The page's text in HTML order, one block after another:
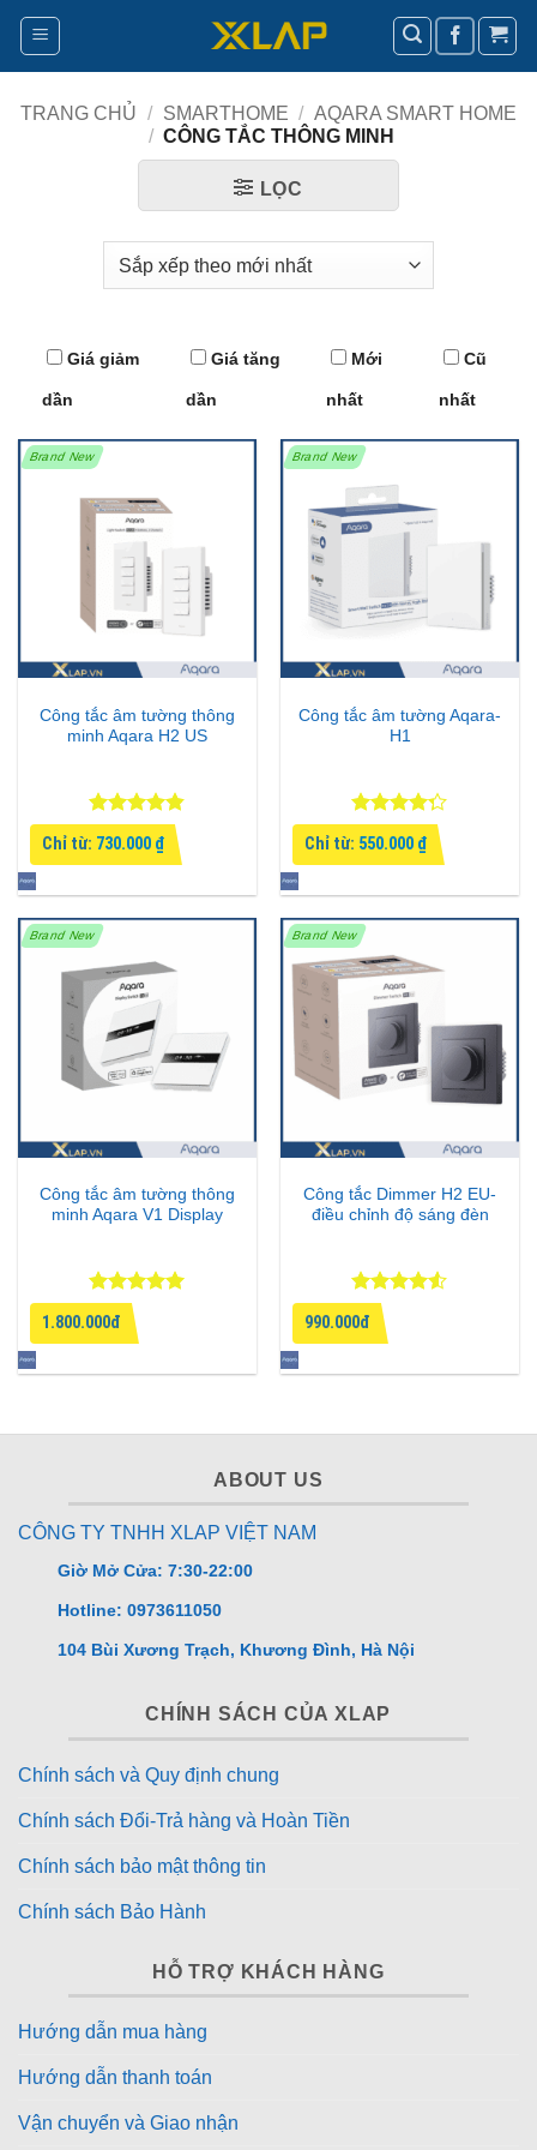
Bỏ
nội
dung
TRANG CHỦ / SMARTHOME / AQARA SMART HOME
/ CÔNG TẮC THÔNG MINH
LỌC
Giá giảm
dần
Giá tăng
dần
Mới
nhất
Cũ
nhất
Brand New
Công tắc âm tường thông
minh Aqara H2 US
Được xếp
hạng4.85
sao
Chỉ từ: 730.000 ₫
Brand New
Công tắc âm tường Aqara-
H1
Được xếp
hạng4.25
5 sao
Chỉ từ: 550.000 ₫
Brand New
Công tắc âm tường thông
minh Aqara V1 Display
Được xếp
hạng5
sao
1.800.000đ
Brand New
Công tắc Dimmer H2 EU-
điều chỉnh độ sáng đèn
Được xếp
hạng
5 sao
990.000đ
ABOUT US
CÔNG TY TNHH XLAP VIỆT NAM
Giờ Mở Cửa: 7:30-22:00
Hotline: 0973611050
104 Bùi Xương Trạch, Khương Đình, Hà Nội
CHÍNH SÁCH CỦA XLAP
Chính sách và Quy định chung
Chính sách Đổi-Trả hàng và Hoàn Tiền
Chính sách bảo mật thông tin
Chính sách Bảo Hành
HỖ TRỢ KHÁCH HÀNG
Hướng dẫn mua hàng
Hướng dẫn thanh toán
Vận chuyển và Giao nhận